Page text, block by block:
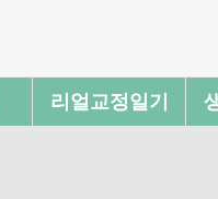
리얼교정일기